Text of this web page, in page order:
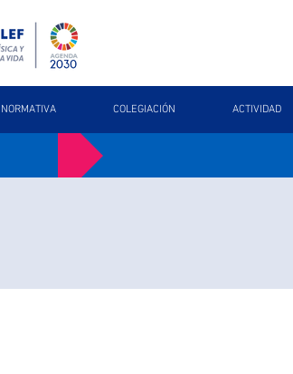
NORMATIVA COLEGIACIÓN ACTIVIDAD